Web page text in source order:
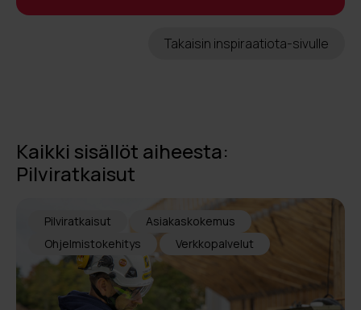
Takaisin inspiraatiota-sivulle
Kaikki sisällöt aiheesta:
Pilviratkaisut
Pilviratkaisut
Asiakaskokemus
Ohjelmistokehitys
Verkkopalvelut